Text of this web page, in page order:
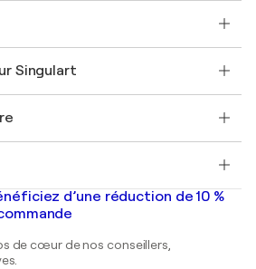
commercial
d'art original
qu'Artiste
Singulart
d’une réduction de 10 %
de cœur de nos conseillers,